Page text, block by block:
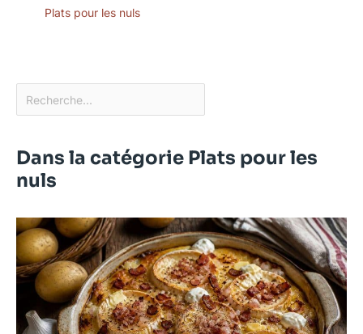
Plats pour les nuls
Dans la catégorie Plats pour les
nuls